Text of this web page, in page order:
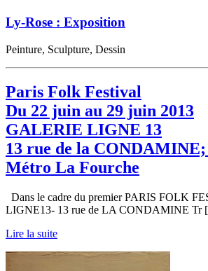
Ly-Rose : Exposition
Peinture, Sculpture, Dessin
Paris Folk Festival
Du 22 juin au 29 juin 2013
GALERIE LIGNE 13
13 rue de la CONDAMINE;
Métro La Fourche
Dans le cadre du premier PARIS FOLK
LIGNE13- 13 rue de LA CONDAMINE
Lire la suite